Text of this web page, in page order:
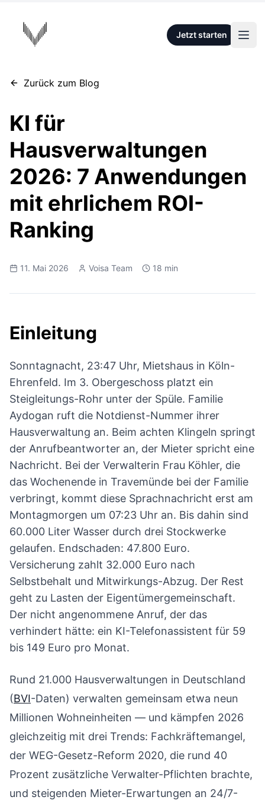
Zum Hauptinhalt springen
VOISA
Jetzt starten
Zurück zum Blog
KI für
Hausverwaltungen
2026: 7 Anwendungen
mit ehrlichem ROI-
Ranking
11. Mai 2026 Voisa Team 18 min
Einleitung
Sonntagnacht, 23:47 Uhr, Mietshaus in Köln-
Ehrenfeld. Im 3. Obergeschoss platzt ein
Steigleitungs-Rohr unter der Spüle. Familie
Aydogan ruft die Notdienst-Nummer ihrer
Hausverwaltung an. Beim achten Klingeln springt
der Anrufbeantworter an, der Mieter spricht eine
Nachricht. Bei der Verwalterin Frau Köhler, die
das Wochenende in Travemünde bei der Familie
verbringt, kommt diese Sprachnachricht erst am
Montagmorgen um 07:23 Uhr an. Bis dahin sind
60.000 Liter Wasser durch drei Stockwerke
gelaufen. Endschaden: 47.800 Euro.
Versicherung zahlt 32.000 Euro nach
Selbstbehalt und Mitwirkungs-Abzug. Der Rest
geht zu Lasten der Eigentümergemeinschaft.
Der nicht angenommene Anruf, der das
verhindert hätte: ein KI-Telefonassistent für 59
bis 149 Euro pro Monat.
Rund 21.000 Hausverwaltungen in Deutschland
(BVI-Daten) verwalten gemeinsam etwa neun
Millionen Wohneinheiten — und kämpfen 2026
gleichzeitig mit drei Trends: Fachkräftemangel,
der WEG-Gesetz-Reform 2020, die rund 40
Prozent zusätzliche Verwalter-Pflichten brachte,
und steigenden Mieter-Erwartungen an 24/7-